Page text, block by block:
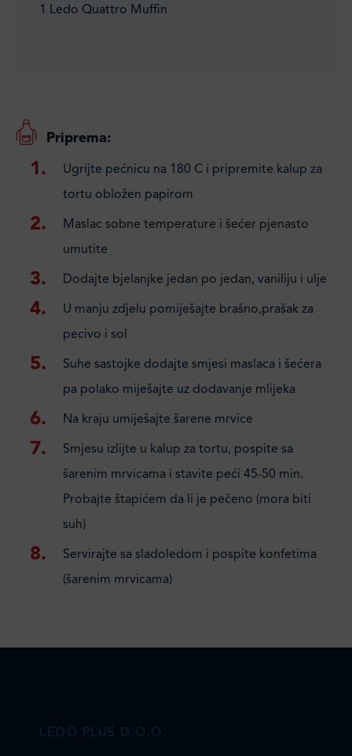
1 Ledo Quattro Muffin
Priprema:
Ugrijte pećnicu na 180 C i pripremite kalup za
tortu obložen papirom
Maslac sobne temperature i šećer pjenasto
umutite
Dodajte bjelanjke jedan po jedan, vaniliju i ulje
U manju zdjelu pomiješajte brašno,prašak za
pecivo i sol
Suhe sastojke dodajte smjesi maslaca i šećera
pa polako miješajte uz dodavanje mlijeka
Na kraju umiješajte šarene mrvice
Smjesu izlijte u kalup za tortu, pospite sa
šarenim mrvicama i stavite peći 45-50 min.
Probajte štapićem da li je pečeno (mora biti
suh)
Servirajte sa sladoledom i pospite konfetima
(šarenim mrvicama)
LEDO PLUS D.O.O.